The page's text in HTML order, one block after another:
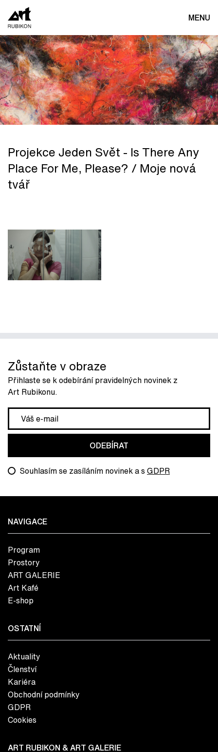
MENU
Projekce Jeden Svět - Is There Any
Place For Me, Please? / Moje nová
tvář
Zůstaňte v obraze
Přihlaste se k odebírání pravidelných novinek z
Art Rubikonu.
ODEBÍRAT
Souhlasím se zasíláním novinek a s GDPR
NAVIGACE
Program
Prostory
ART GALERIE
Art Kafé
E-shop
OSTATNÍ
Aktuality
Členství
Kariéra
Obchodní podmínky
GDPR
Cookies
ART RUBIKON & ART GALERIE